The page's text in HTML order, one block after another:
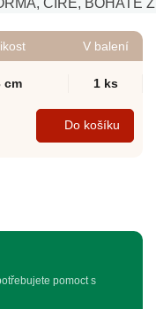
V balení
cm 1 ks
Do košíku
pomoct s